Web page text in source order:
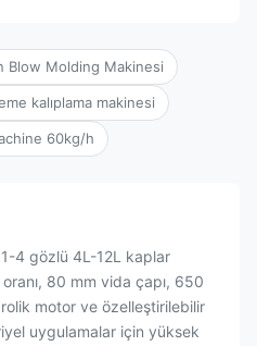
Blow Molding Makinesi
kalıplama makinesi
60kg/h
4 gözlü 4L-12L kaplar
80 mm vida çapı, 650
motor ve özelleştirilebilir
uygulamalar için yüksek